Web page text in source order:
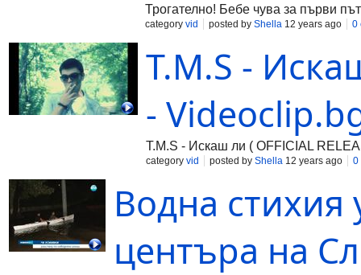
Трогателно! Бебе чува за първи
category vid posted by Shella 12 years ago 0
T.M.S -
-
T.M.S - Искаш ли ( OFFICIAL
category vid posted by Shella 12 years ago 0
Водна стихия
центъра на